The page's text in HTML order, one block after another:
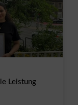
Leistung